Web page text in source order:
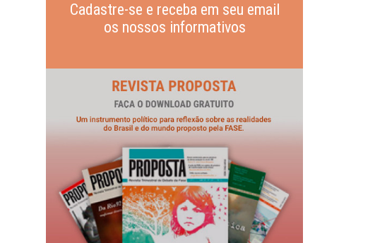
Cadastre-se e receba em seu email
os nossos informativos